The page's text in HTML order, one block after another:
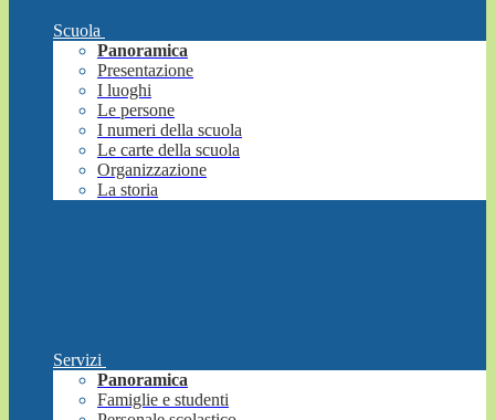
Scuola
Panoramica
Presentazione
I luoghi
Le persone
I numeri della scuola
Le carte della scuola
Organizzazione
La storia
Servizi
Panoramica
Famiglie e studenti